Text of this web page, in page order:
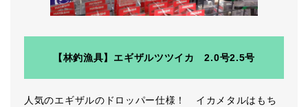
【林釣漁具】エギザルツツイカ 2.0号2.5号
人気のエギザルのドロッパー仕様！ イカメタルはもち